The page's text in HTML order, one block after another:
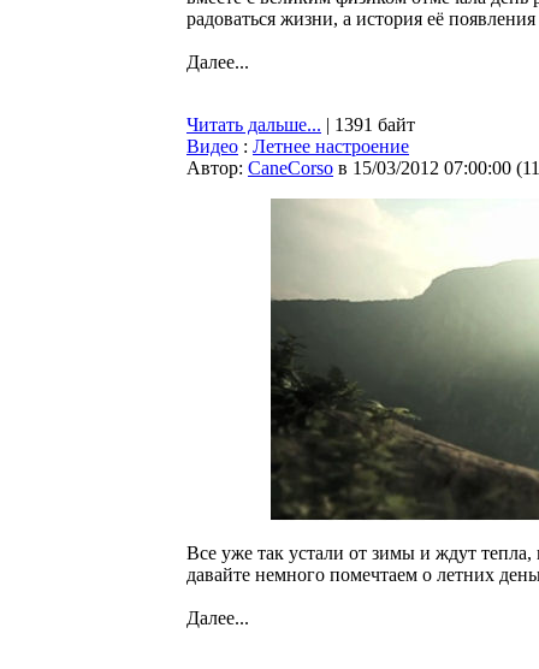
радоваться жизни, а история её
Далее...
Читать дальше... | 1391 байт
Видео : Летнее настроение
Автор: CaneCorso в 15/03/2012 07:00:00 (
Все уже так устали от зимы и ждут
давайте немного помечтаем о летних
Далее...